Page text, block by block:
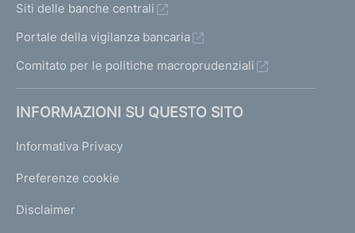
Siti delle banche centrali
Portale della vigilanza bancaria
Comitato per le politiche macroprudenziali
INFORMAZIONI SU QUESTO SITO
Informativa Privacy
Preferenze cookie
Disclaimer